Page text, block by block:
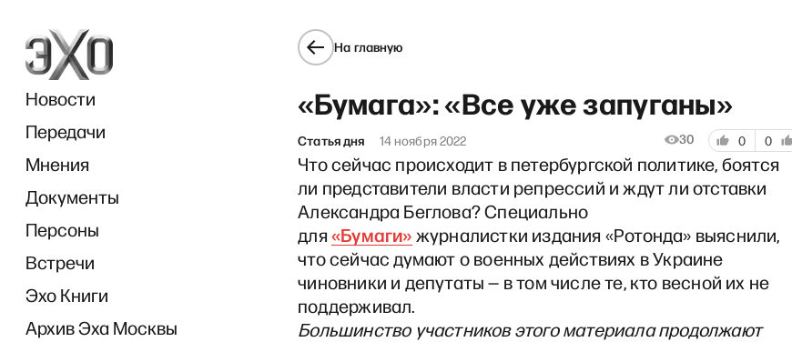
Новости
Передачи
Мнения
Документы
Персоны
Встречи
Эхо Книги
Архив Эха Москвы
На главную
«Бумага»: «Все уже запуганы»
Статья дня 14 ноября 2022 30 0 0
Что сейчас происходит в петербургской политике, боятся
ли представители власти репрессий и ждут ли отставки
Александра Беглова? Специально
для«Бумаги» журналистки издания «Ротонда» выяснили,
что сейчас думают о военных действиях в Украине
чиновники и депутаты — в том числе те, кто весной их не
поддерживал.
Большинство участников этого материала продолжают
«И грянул Грэм»: Что